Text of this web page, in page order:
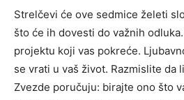
Strelčevi će ove sedmice želeti
što će ih dovesti do važnih
projektu koji vas pokreće.
se vrati u vaš život. Razmislite da
Zvezde poručuju: birajte ono što